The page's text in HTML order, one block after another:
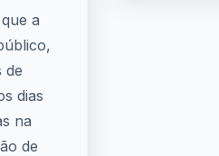
a
de
dias
na
de